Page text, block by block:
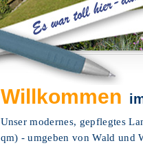
Willkommen
Unser modernes, gepflegtes
qm) - umgeben von Wald und